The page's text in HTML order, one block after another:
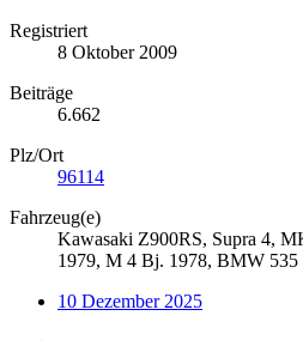
Registriert
8 Oktober 2009
Beiträge
6.662
Plz/Ort
96114
Fahrzeug(e)
Kawasaki Z900RS, Supra 4,
1979, M 4 Bj. 1978, BMW
10 Dezember 2025